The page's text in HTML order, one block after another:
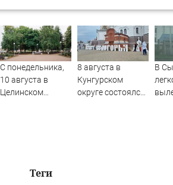
С понедельника,
10 августа в
Целинском
8 августа в
Кунгурском
округе состоялся
В
Теги